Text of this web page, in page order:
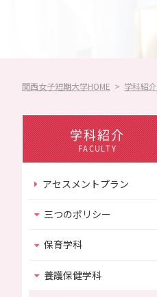
情報公開
Information
その他
Other
関西女子短期大学HOME > 学科紹介
学科紹介
FACULTY
アセスメントプラン
三つのポリシー
保育学科
養護保健学科